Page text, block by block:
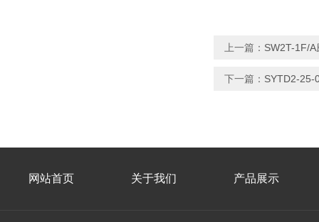
上一篇： SW2T-1F/
下一篇： SYTD2-25-
网站首页 关于我们 产品展示